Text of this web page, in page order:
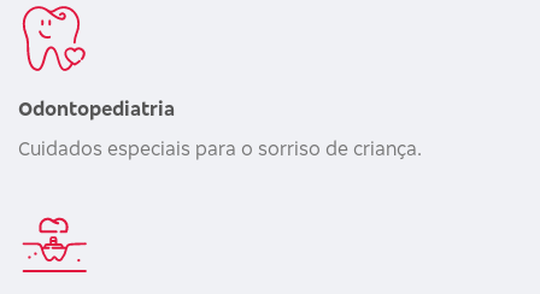
Odontopediatria
Cuidados especiais para o sorriso de criança.